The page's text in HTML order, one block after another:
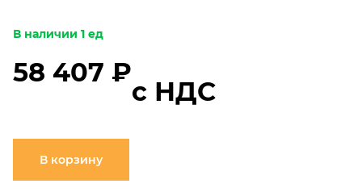
В наличии 1 ед
58 407 ₽
с НДС
В корзину